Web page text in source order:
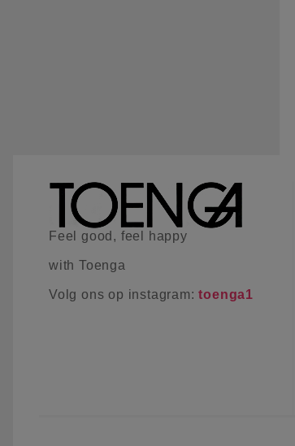
Feel good, feel happy
with Toenga
Volg ons op instagram:toenga1